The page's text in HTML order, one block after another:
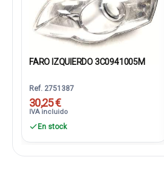
FARO IZQUIERDO 3C0941005M
Ref. 2751387
30,25 €
IVA incluido
En stock